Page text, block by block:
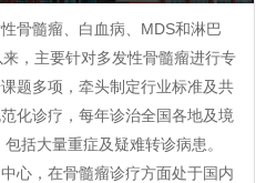
骨髓瘤、白血病、MDS和淋巴
，主要针对多发性骨髓瘤进行专
题多项，牵头制定行业标准及共
化诊疗，每年诊治全国各地及境
括大量重症及疑难转诊病患。
心，在骨髓瘤诊疗方面处于国内